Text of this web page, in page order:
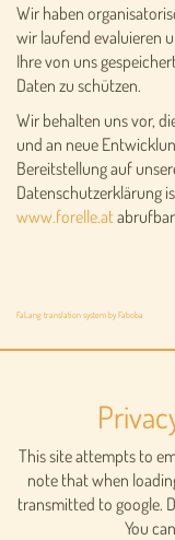
Wir haben
wir laufend evaluieren
Ihre von uns
Daten zu schützen.
Wir behalten uns vor,
und an neue
Bereitstellung auf
Datenschutzerklärung
www.forelle.at
FaLang translation system by Faboba
This site attempts to
note that when
transmitted to google.
You